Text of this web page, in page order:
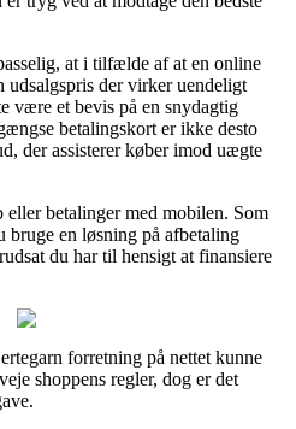
at i tilfælde af at en online
der virker uendeligt
være et bevis på en snydagtig
betalingskort er ikke desto
der assisterer køber imod uægte
betalinger med mobilen. Som
bruge en løsning på afbetaling
du har til hensigt at finansiere
forretning på nettet kunne
shoppens regler, dog er det